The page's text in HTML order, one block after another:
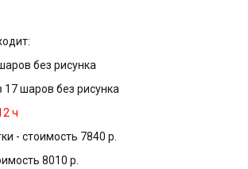
без рисунка
17 шаров без рисунка
ч
- стоимость 7840 р.
8010 р.